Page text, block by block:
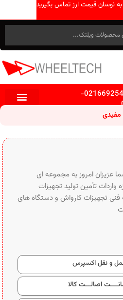
-
مفیدی
عزیزان امروز به مجموعه ای
واردات تأمین تولید تجهیزات
فنی تجهیزات کارواش و دستگاه های
و نقل اکسپرس
اصالـــت کالا
به نوسان قیمت ارز تماس بگیرید